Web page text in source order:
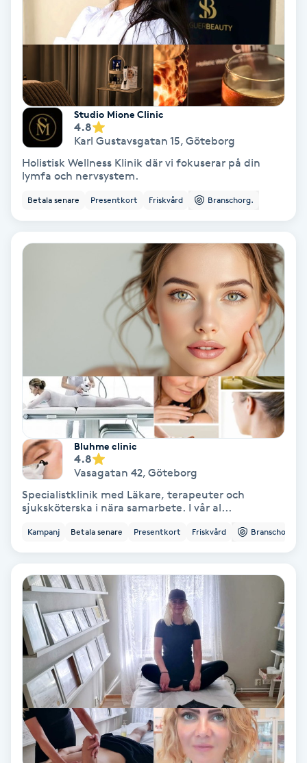
Fet hårbotten
Fettreducering
Fibromassage
Fillers
Fotmassage
Fotsvamp
Fotvård
Fransförlängning
Fransförlängning Megavolym
Fransförlängning Volym
Fransk manikyr
Fransrengöring
Frekvensterapi
Friskvård
Friskvårdsmassage
Frisör
Funktionsanalys
Studio Mione Clinic
4.8
Karl Gustavsgatan 15, Göteborg
Holistisk Wellness Klinik där vi fokuserar på din
lymfa och nervsystem.
Betala senare Presentkort Friskvård Branschorg.
Bluhme clinic
4.8
Vasagatan 42, Göteborg
Specialistklinik med Läkare, terapeuter och
sjuksköterska i nära samarbete. I vår al...
Kampanj Betala senare Presentkort Friskvård Branschorg.